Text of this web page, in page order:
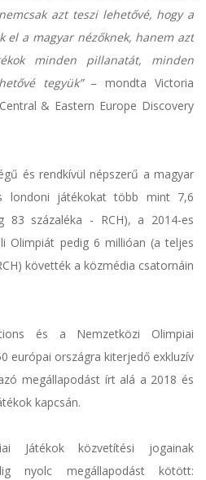
azt teszi lehetővé, hogy a
el a magyar nézőknek, hanem azt
minden pillanatát, minden
tegyük”– mondta Victoria
& Eastern Europe Discovery
és rendkívül népszerű a magyar
londoni játékokat több mint 7,6
83 százaléka - RCH), a 2014-es
Olimpiát pedig 6 millióan (a teljes
követték a közmédia csatornáin
és a Nemzetközi Olimpiai
európai országra kiterjedő exkluzív
megállapodást írt alá a 2018 és
kapcsán.
Játékok közvetítési jogainak
nyolc megállapodást kötött: